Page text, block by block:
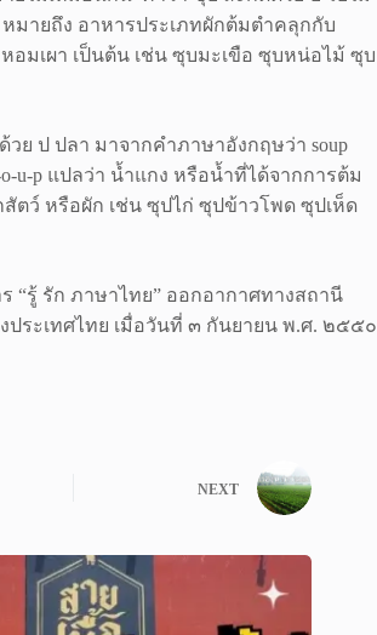
หมายถึง อาหารประเภทผักต้มตำคลุกกับ
หอมเผา เป็นต้น เช่น ซุบมะเขือ ซุบหน่อไม้ ซุบ
ย ป ปลา มาจากคำภาษาอังกฤษว่า soup
u-p แปลว่า น้ำแกง หรือน้ำที่ได้จากการต้ม
สัตว์ หรือผัก เช่น ซุปไก่ ซุปข้าวโพด ซุปเห็ด
“รู้ รัก ภาษาไทย” ออกอากาศทางสถานี
ประเทศไทย เมื่อวันที่ ๓ กันยายน พ.ศ. ๒๕๕๐
NEXT